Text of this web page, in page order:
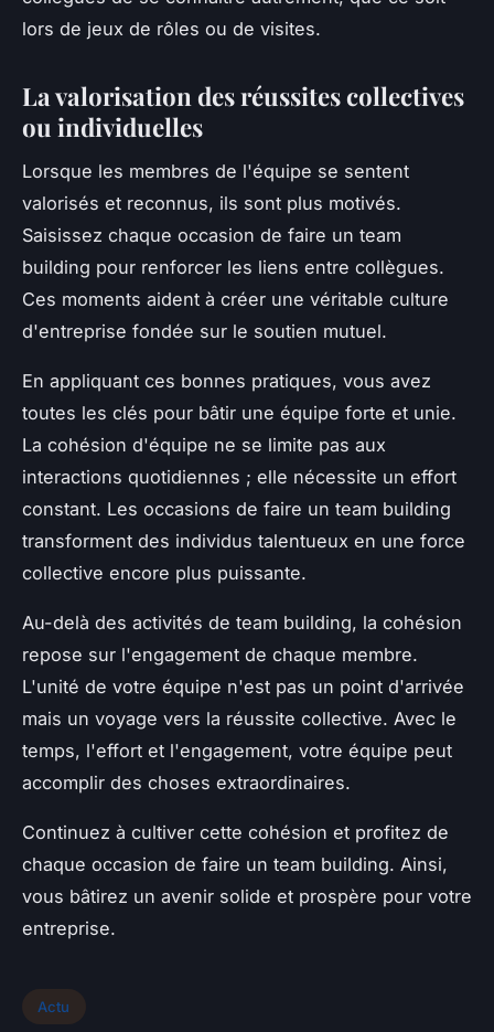
lors de jeux de rôles ou de visites.
La valorisation des réussites collectives
ou individuelles
Lorsque les membres de l'équipe se sentent
valorisés et reconnus, ils sont plus motivés.
Saisissez chaque occasion de faire un team
building pour renforcer les liens entre collègues.
Ces moments aident à créer une véritable culture
d'entreprise fondée sur le soutien mutuel.
En appliquant ces bonnes pratiques, vous avez
toutes les clés pour bâtir une équipe forte et unie.
La cohésion d'équipe ne se limite pas aux
interactions quotidiennes ; elle nécessite un effort
constant. Les occasions de faire un team building
transforment des individus talentueux en une force
collective encore plus puissante.
Au-delà des activités de team building, la cohésion
repose sur l'engagement de chaque membre.
L'unité de votre équipe n'est pas un point d'arrivée
mais un voyage vers la réussite collective. Avec le
temps, l'effort et l'engagement, votre équipe peut
accomplir des choses extraordinaires.
Continuez à cultiver cette cohésion et profitez de
chaque occasion de faire un team building. Ainsi,
vous bâtirez un avenir solide et prospère pour votre
entreprise.
Actu